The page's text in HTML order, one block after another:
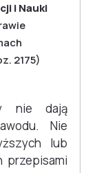
i Nauki
2175)
nie dają
Nie
lub
przepisami